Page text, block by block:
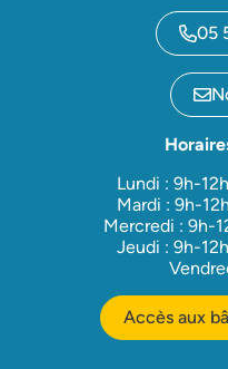
05
Lundi : 9h-
Mardi : 9h-
Mercredi : 9h-
Jeudi : 9h-
Accès aux